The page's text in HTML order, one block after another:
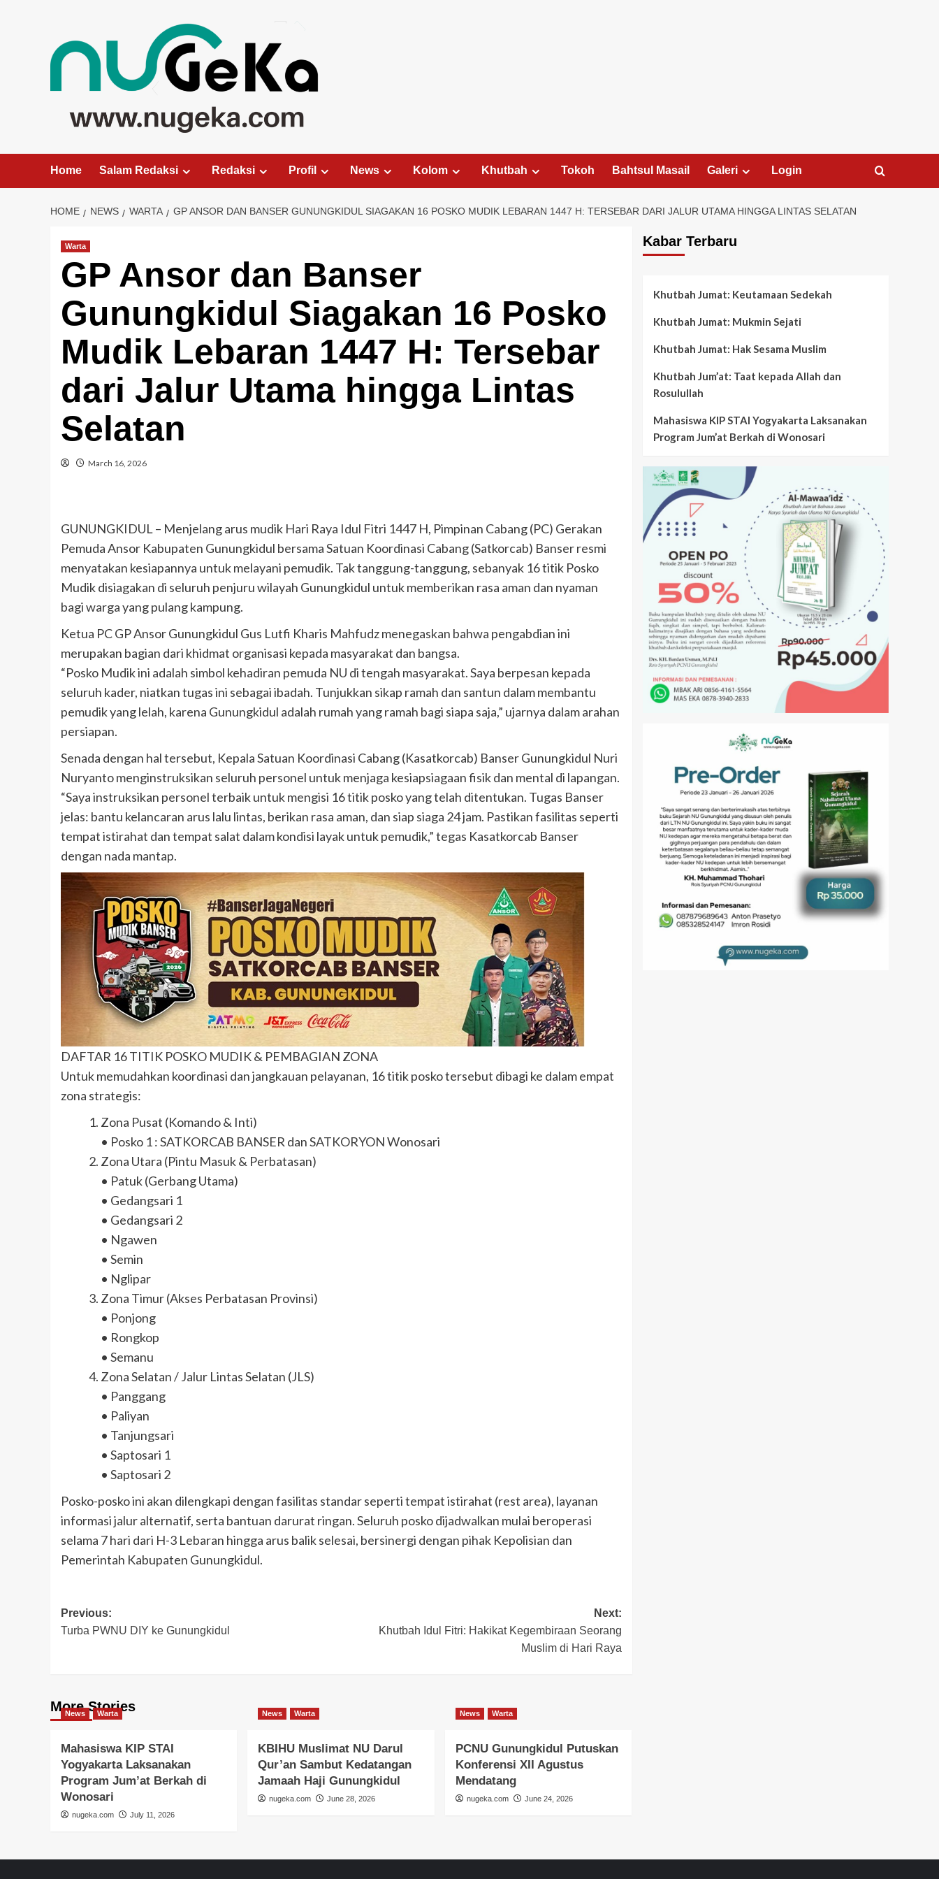
Home Salam Redaksi Redaksi Profil News Kolom Khutbah Tokoh Bahtsul Masail Galeri Login
HOME NEWS WARTA GP ANSOR DAN BANSER GUNUNGKIDUL SIAGAKAN 16 POSKO MUDIK LEBARAN 1447 H: TERSEBAR DARI JALUR UTAMA HINGGA LINTAS SELATAN
Warta
GP Ansor dan Banser
Gunungkidul Siagakan 16 Posko
Mudik Lebaran 1447 H: Tersebar
dari Jalur Utama hingga Lintas
Selatan
March 16, 2026
GUNUNGKIDUL – Menjelang arus mudik Hari Raya Idul Fitri 1447 H, Pimpinan Cabang (PC) Gerakan
Pemuda Ansor Kabupaten Gunungkidul bersama Satuan Koordinasi Cabang (Satkorcab) Banser resmi
menyatakan kesiapannya untuk melayani pemudik. Tak tanggung-tanggung, sebanyak 16 titik Posko
Mudik disiagakan di seluruh penjuru wilayah Gunungkidul untuk memberikan rasa aman dan nyaman
bagi warga yang pulang kampung.
Ketua PC GP Ansor Gunungkidul Gus Lutfi Kharis Mahfudz menegaskan bahwa pengabdian ini
merupakan bagian dari khidmat organisasi kepada masyarakat dan bangsa.
“Posko Mudik ini adalah simbol kehadiran pemuda NU di tengah masyarakat. Saya berpesan kepada
seluruh kader, niatkan tugas ini sebagai ibadah. Tunjukkan sikap ramah dan santun dalam membantu
pemudik yang lelah, karena Gunungkidul adalah rumah yang ramah bagi siapa saja,” ujarnya dalam arahan
persiapan.
Senada dengan hal tersebut, Kepala Satuan Koordinasi Cabang (Kasatkorcab) Banser Gunungkidul Nuri
Nuryanto menginstruksikan seluruh personel untuk menjaga kesiapsiagaan fisik dan mental di lapangan.
“Saya instruksikan personel terbaik untuk mengisi 16 titik posko yang telah ditentukan. Tugas Banser
jelas: bantu kelancaran arus lalu lintas, berikan rasa aman, dan siap siaga 24 jam. Pastikan fasilitas seperti
tempat istirahat dan tempat salat dalam kondisi layak untuk pemudik,” tegas Kasatkorcab Banser
dengan nada mantap.
DAFTAR 16 TITIK POSKO MUDIK & PEMBAGIAN ZONA
Untuk memudahkan koordinasi dan jangkauan pelayanan, 16 titik posko tersebut dibagi ke dalam empat
zona strategis:
Zona Pusat (Komando & Inti)
• Posko 1 : SATKORCAB BANSER dan SATKORYON Wonosari
Zona Utara (Pintu Masuk & Perbatasan)
• Patuk (Gerbang Utama)
• Gedangsari 1
• Gedangsari 2
• Ngawen
• Semin
• Nglipar
Zona Timur (Akses Perbatasan Provinsi)
• Ponjong
• Rongkop
• Semanu
Zona Selatan / Jalur Lintas Selatan (JLS)
• Panggang
• Paliyan
• Tanjungsari
• Saptosari 1
• Saptosari 2
Posko-posko ini akan dilengkapi dengan fasilitas standar seperti tempat istirahat (rest area), layanan
informasi jalur alternatif, serta bantuan darurat ringan. Seluruh posko dijadwalkan mulai beroperasi
selama 7 hari dari H-3 Lebaran hingga arus balik selesai, bersinergi dengan pihak Kepolisian dan
Pemerintah Kabupaten Gunungkidul.
Post
navigation
Previous:
Turba PWNU DIY ke Gunungkidul
Next:
Khutbah Idul Fitri: Hakikat Kegembiraan Seorang
Muslim di Hari Raya
More Stories
News Warta
Mahasiswa KIP STAI
Yogyakarta Laksanakan
Program Jum’at Berkah di
Wonosari
nugeka.com July 11, 2026
News Warta
KBIHU Muslimat NU Darul
Qur’an Sambut Kedatangan
Jamaah Haji Gunungkidul
nugeka.com June 28, 2026
News Warta
PCNU Gunungkidul Putuskan
Konferensi XII Agustus
Mendatang
nugeka.com June 24, 2026
Kabar Terbaru
Khutbah Jumat: Keutamaan Sedekah
Khutbah Jumat: Mukmin Sejati
Khutbah Jumat: Hak Sesama Muslim
Khutbah Jum’at: Taat kepada Allah dan
Rosulullah
Mahasiswa KIP STAI Yogyakarta Laksanakan
Program Jum’at Berkah di Wonosari